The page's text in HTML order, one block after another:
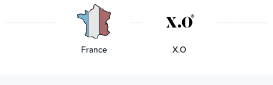
France X.O